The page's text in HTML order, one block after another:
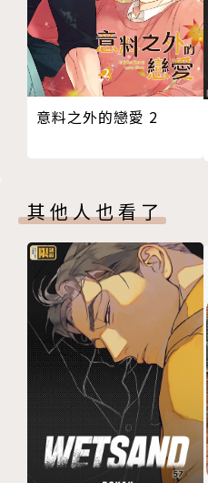
意料之外的戀愛 2
其他人也看了